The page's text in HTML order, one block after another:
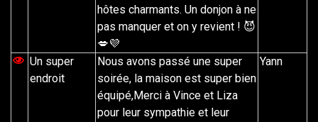
hôtes charmants. Un donjon à ne
pas manquer et on y revient ! 😈
💋💜
Un super
endroit
Nous avons passé une super
soirée, la maison est super bien
équipé,Merci à Vince et Liza
pour leur sympathie et leur
Yann